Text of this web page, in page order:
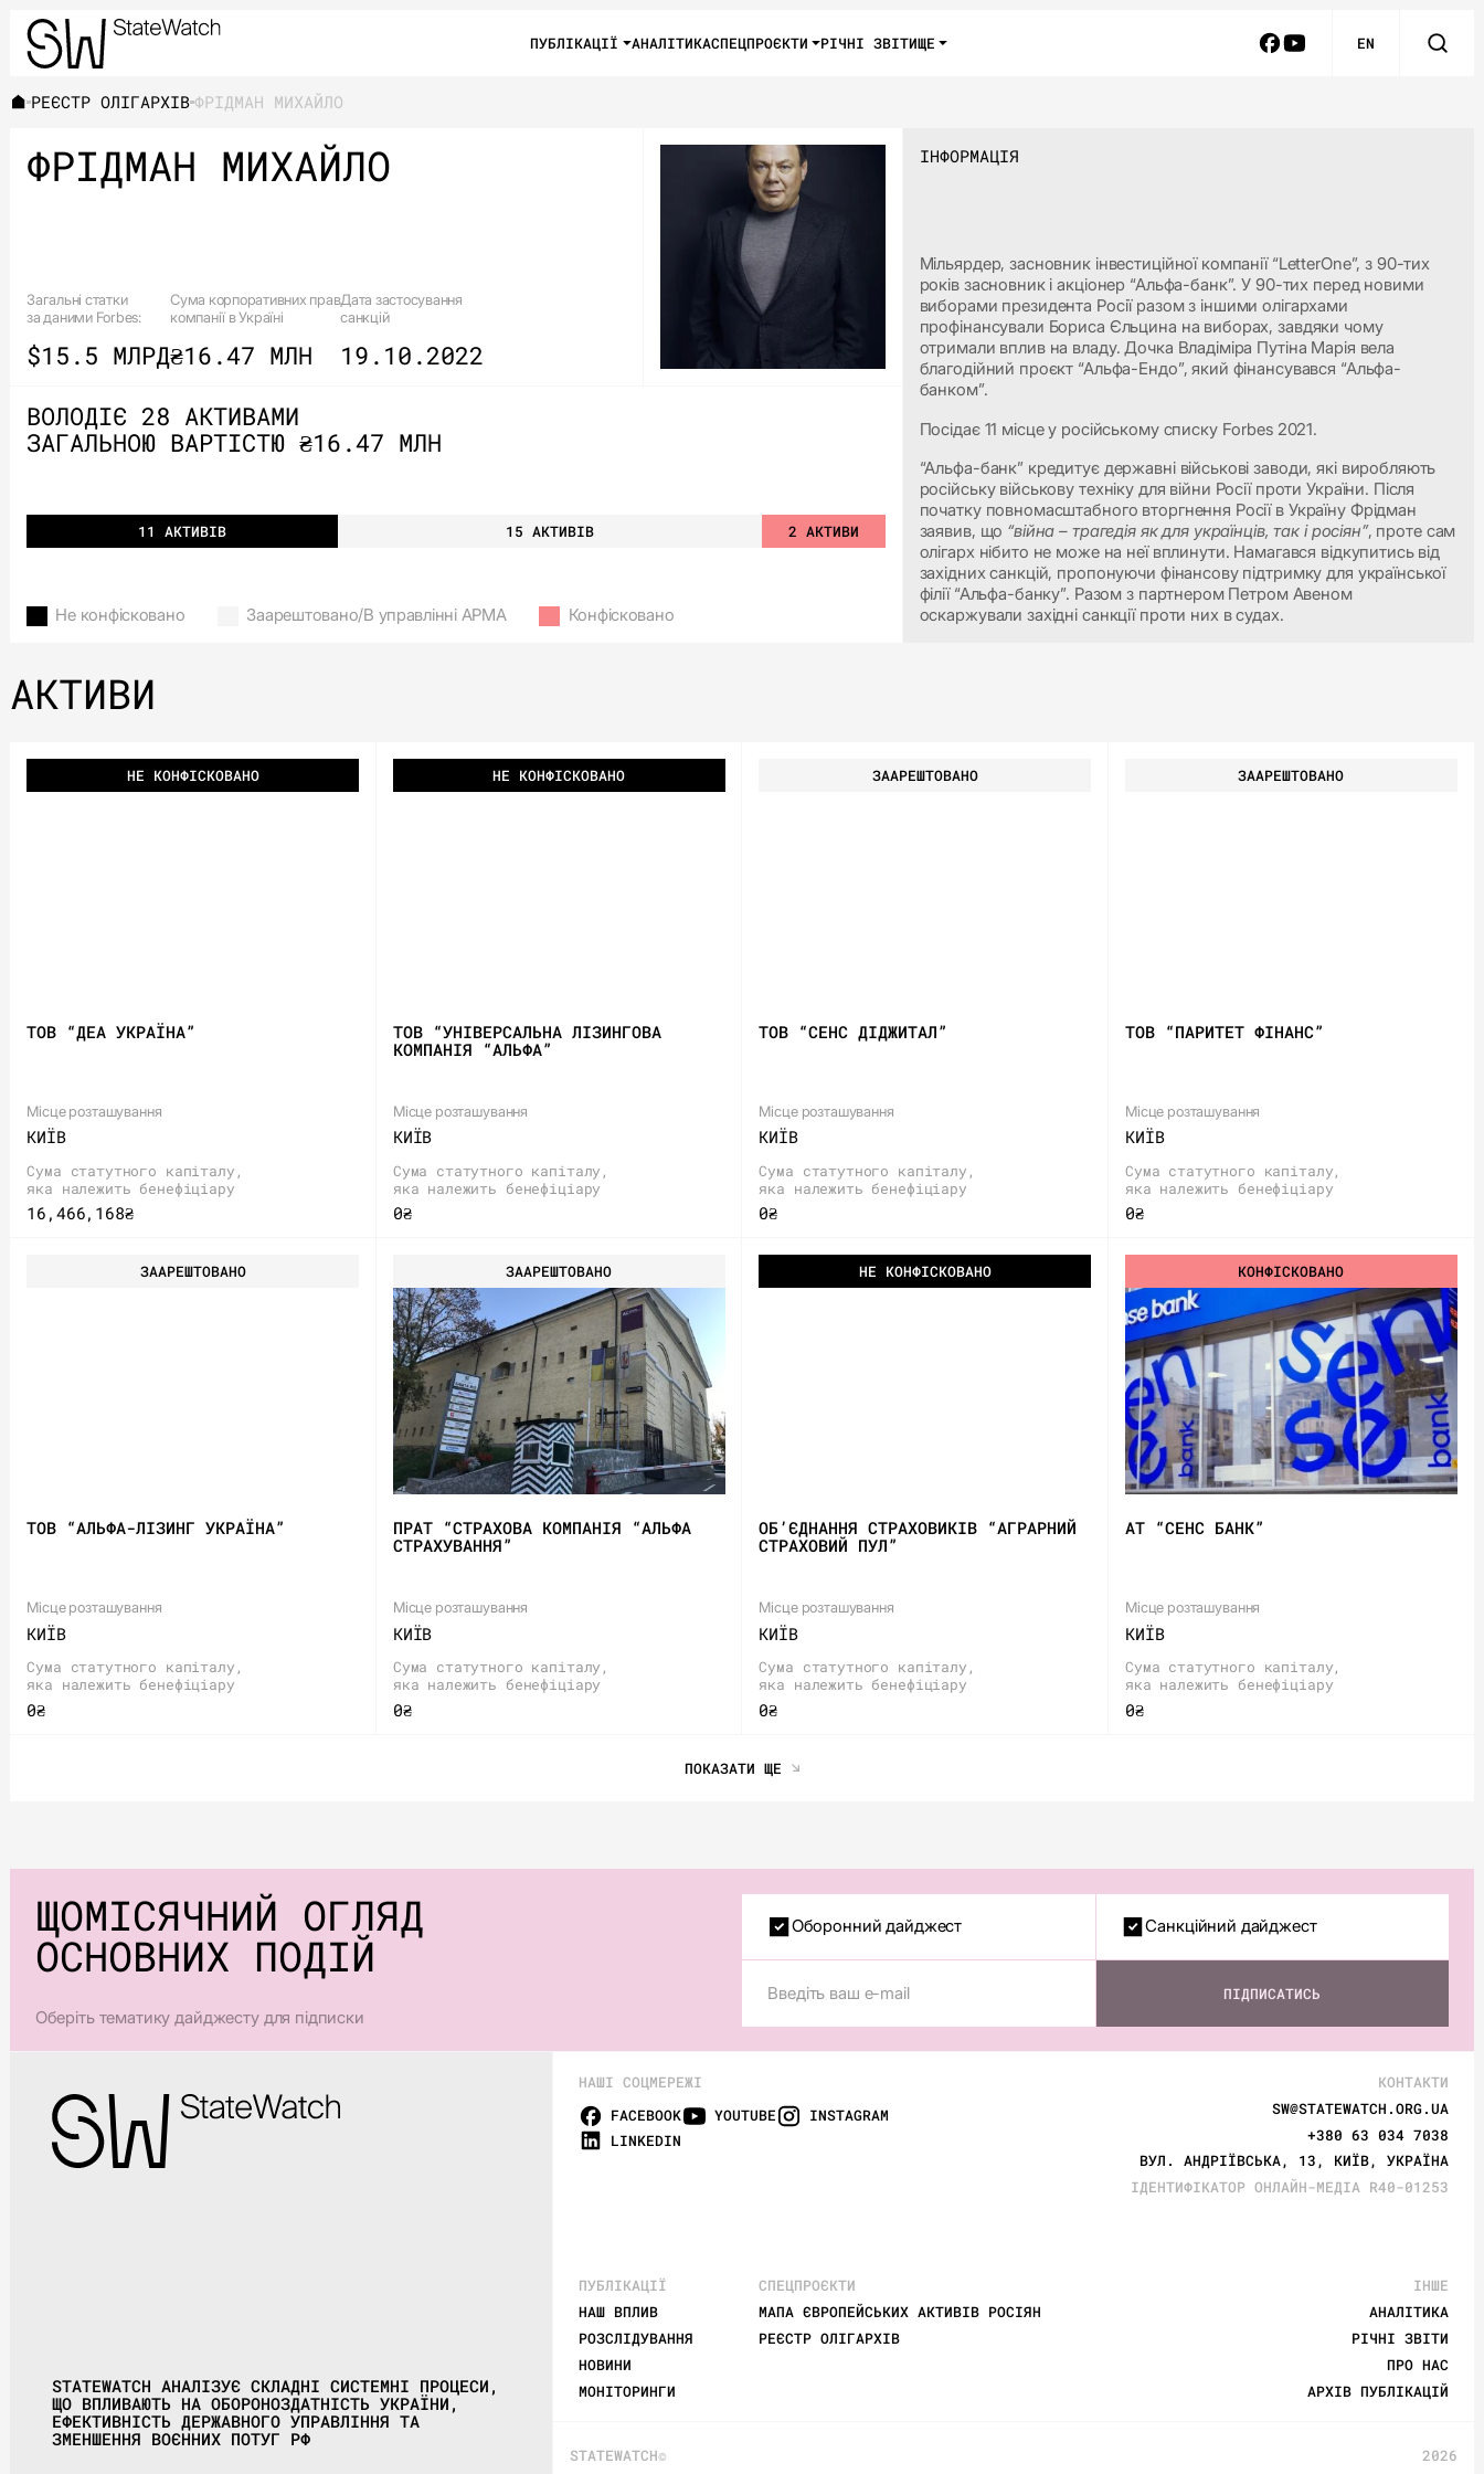
ПУБЛІКАЦІЇ АНАЛІТИКАСПЕЦПРОЄКТИ РІЧНІ ЗВІТИЩЕ EN
РЕЄСТР ОЛІГАРХІВФРІДМАН МИХАЙЛО
ФРІДМАН МИХАЙЛО
Загальні статки
за даними Forbes:
$15.5 МЛРД
Сума корпоративних прав
компанії в Україні
₴16.47 МЛН
Дата застосування
санкцій
19.10.2022
ВОЛОДІЄ 28 АКТИВАМИ
ЗАГАЛЬНОЮ ВАРТІСТЮ ₴16.47 МЛН
11 АКТИВІВ 15 АКТИВІВ 2 АКТИВИ
Не конфісковано Заарештовано/В управлінні АРМА Конфісковано
ІНФОРМАЦІЯ
Мільярдер, засновник інвестиційної компанії “LetterOne”, з 90-тих
років засновник і акціонер “Альфа-банк”. У 90-тих перед новими
виборами президента Росії разом з іншими олігархами
профінансували Бориса Єльцина на виборах, завдяки чому
отримали вплив на владу. Дочка Владіміра Путіна Марія вела
благодійний проєкт “Альфа-Ендо”, який фінансувався “Альфа-
банком”.
Посідає 11 місце у російському списку Forbes 2021.
“Альфа-банк” кредитує державні військові заводи, які виробляють
російську військову техніку для війни Росії проти України. Після
початку повномасштабного вторгнення Росії в Україну Фрідман
заявив, що “війна – трагедія як для українців, так і росіян”, проте сам
олігарх нібито не може на неї вплинути. Намагався відкупитись від
західних санкцій, пропонуючи фінансову підтримку для української
філії “Альфа-банку”. Разом з партнером Петром Авеном
оскаржували західні санкції проти них в судах.
АКТИВИ
НЕ КОНФІСКОВАНО
ТОВ “ДЕА УКРАЇНА”
Місце розташування
КИЇВ
Сума статутного капіталу,
яка належить бенефіціару
16,466,168₴
НЕ КОНФІСКОВАНО
ТОВ “УНІВЕРСАЛЬНА ЛІЗИНГОВА
КОМПАНІЯ “АЛЬФА”
Місце розташування
КИЇВ
Сума статутного капіталу,
яка належить бенефіціару
0₴
ЗААРЕШТОВАНО
ТОВ “СЕНС ДІДЖИТАЛ”
Місце розташування
КИЇВ
Сума статутного капіталу,
яка належить бенефіціару
0₴
ЗААРЕШТОВАНО
ТОВ “ПАРИТЕТ ФІНАНС”
Місце розташування
КИЇВ
Сума статутного капіталу,
яка належить бенефіціару
0₴
ЗААРЕШТОВАНО
ТОВ “АЛЬФА-ЛІЗИНГ УКРАЇНА”
Місце розташування
КИЇВ
Сума статутного капіталу,
яка належить бенефіціару
0₴
ЗААРЕШТОВАНО
ПРАТ “СТРАХОВА КОМПАНІЯ “АЛЬФА
СТРАХУВАННЯ”
Місце розташування
КИЇВ
Сума статутного капіталу,
яка належить бенефіціару
0₴
НЕ КОНФІСКОВАНО
ОБ’ЄДНАННЯ СТРАХОВИКІВ “АГРАРНИЙ
СТРАХОВИЙ ПУЛ”
Місце розташування
КИЇВ
Сума статутного капіталу,
яка належить бенефіціару
0₴
КОНФІСКОВАНО
АТ “СЕНС БАНК”
Місце розташування
КИЇВ
Сума статутного капіталу,
яка належить бенефіціару
0₴
ПОКАЗАТИ ЩЕ
ЩОМІСЯЧНИЙ ОГЛЯД
ОСНОВНИХ ПОДІЙ
Оберіть тематику дайджесту для підписки
Оборонний дайджест Санкційний дайджест
ПІДПИСАТИСЬ
STATEWATCH АНАЛІЗУЄ СКЛАДНІ СИСТЕМНІ ПРОЦЕСИ,
ЩО ВПЛИВАЮТЬ НА ОБОРОНОЗДАТНІСТЬ УКРАЇНИ,
ЕФЕКТИВНІСТЬ ДЕРЖАВНОГО УПРАВЛІННЯ ТА
ЗМЕНШЕННЯ ВОЄННИХ ПОТУГ РФ
НАШІ СОЦМЕРЕЖІ
FACEBOOK
YOUTUBE
INSTAGRAM
LINKEDIN
КОНТАКТИ
SW@STATEWATCH.ORG.UA
+380 63 034 7038
ВУЛ. АНДРІЇВСЬКА, 13, КИЇВ, УКРАЇНА
ІДЕНТИФІКАТОР ОНЛАЙН-МЕДІА R40-01253
ПУБЛІКАЦІЇ
НАШ ВПЛИВ
РОЗСЛІДУВАННЯ
НОВИНИ
МОНІТОРИНГИ
СПЕЦПРОЄКТИ
МАПА ЄВРОПЕЙСЬКИХ АКТИВІВ РОСІЯН
РЕЄСТР ОЛІГАРХІВ
ІНШЕ
АНАЛІТИКА
РІЧНІ ЗВІТИ
ПРО НАС
АРХІВ ПУБЛІКАЦІЙ
STATEWATCH© 2026